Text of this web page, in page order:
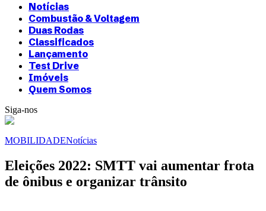
Notícias
Combustão & Voltagem
Duas Rodas
Classificados
Lançamento
Test Drive
Imóveis
Quem Somos
Siga-nos
MOBILIDADENotícias
Eleições 2022: SMTT vai aumentar frota
de ônibus e organizar trânsito